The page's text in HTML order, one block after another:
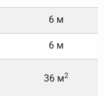
6 м
6 м
36 м2